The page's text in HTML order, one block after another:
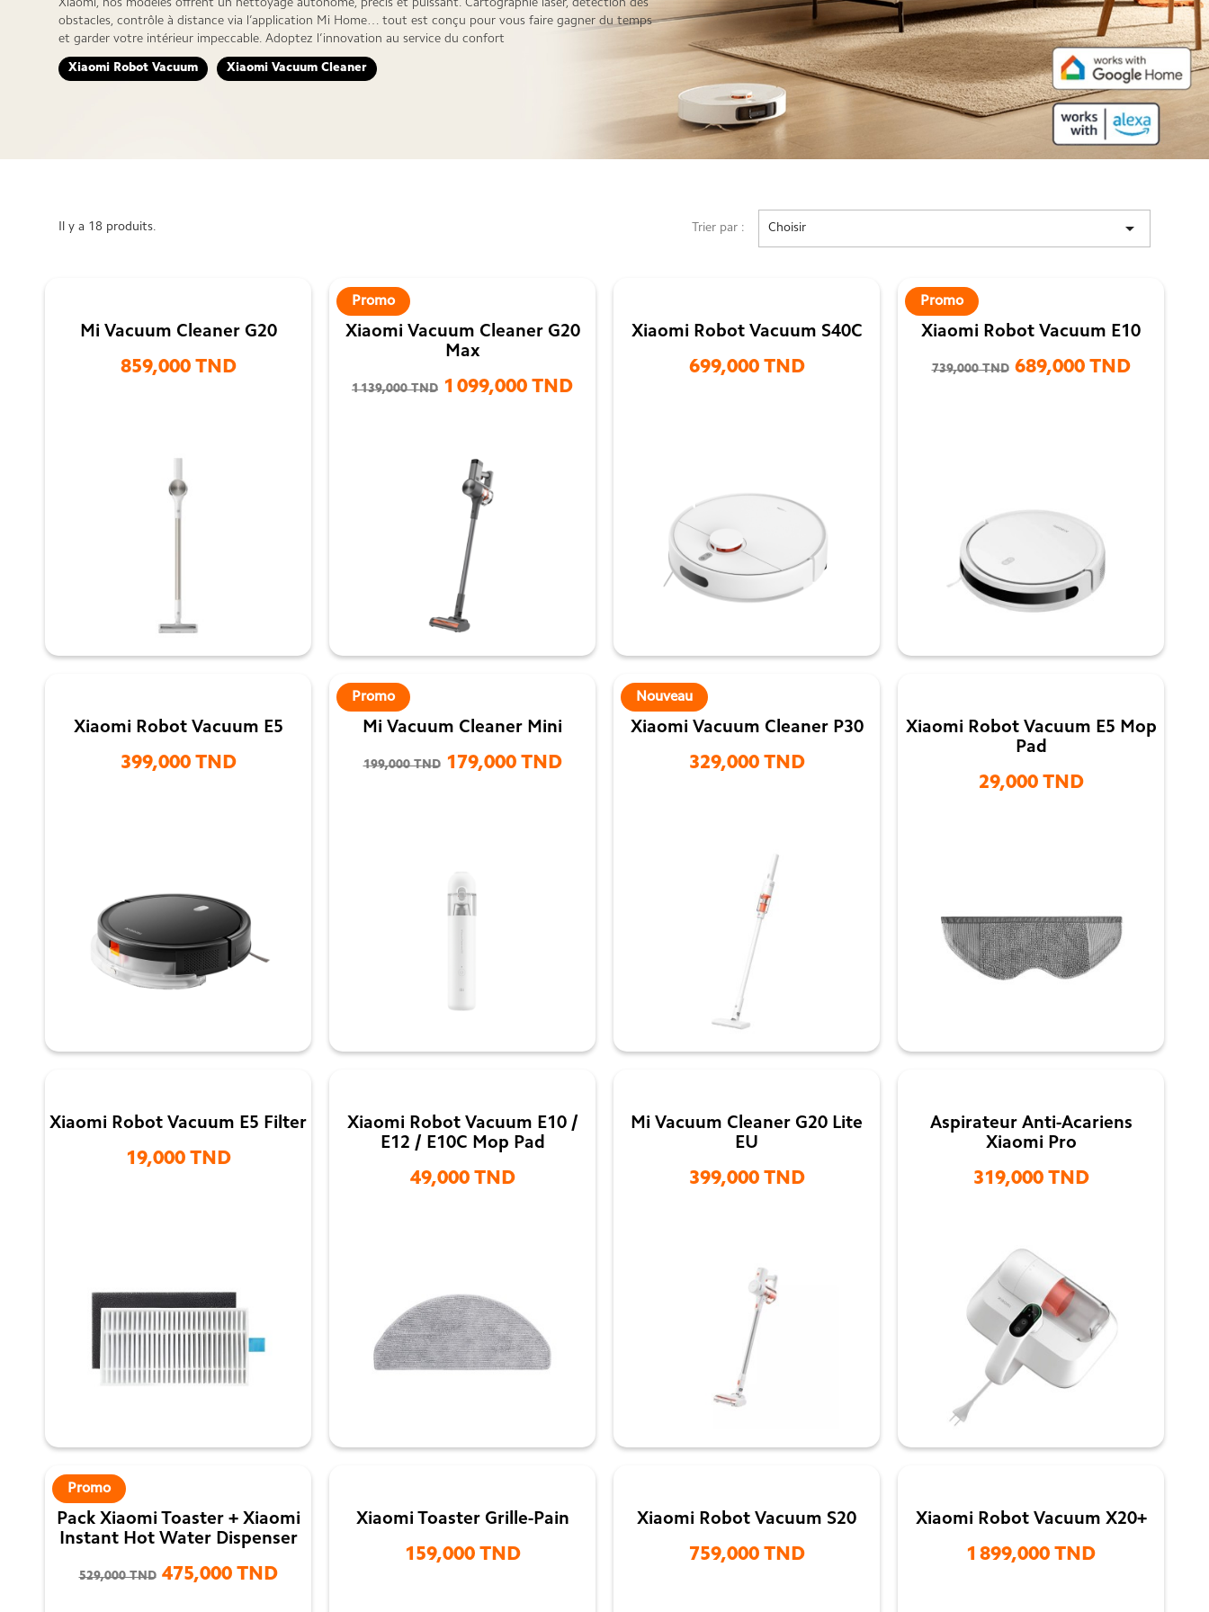
Xiaomi, nos modèles offrent un nettoyage autonome, précis et puissant. Cartographie laser, détection des
obstacles, contrôle à distance via l’application Mi Home… tout est conçu pour vous faire gagner du temps
et garder votre intérieur impeccable. Adoptez l’innovation au service du confort
Xiaomi Robot Vacuum Xiaomi Vacuum Cleaner
Il y a 18 produits. Trier par : Choisir 
Mi Vacuum Cleaner G20
859,000 TND
Xiaomi Vacuum Cleaner G20
Max
1 139,000 TND 1 099,000 TND
Promo
Xiaomi Robot Vacuum S40C
699,000 TND
Xiaomi Robot Vacuum E10
739,000 TND 689,000 TND
Promo
Xiaomi Robot Vacuum E5
399,000 TND
Mi Vacuum Cleaner Mini
199,000 TND 179,000 TND
Promo
Xiaomi Vacuum Cleaner P30
329,000 TND
Nouveau
Xiaomi Robot Vacuum E5 Mop
Pad
29,000 TND
Xiaomi Robot Vacuum E5 Filter
19,000 TND
Xiaomi Robot Vacuum E10 /
E12 / E10C Mop Pad
49,000 TND
Mi Vacuum Cleaner G20 Lite
EU
399,000 TND
Aspirateur Anti-Acariens
Xiaomi Pro
319,000 TND
Pack Xiaomi Toaster + Xiaomi
Instant Hot Water Dispenser
529,000 TND 475,000 TND
Promo
Xiaomi Toaster Grille-Pain
159,000 TND
Xiaomi Robot Vacuum S20
759,000 TND
Xiaomi Robot Vacuum X20+
1 899,000 TND